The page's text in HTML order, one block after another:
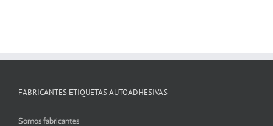
FABRICANTES ETIQUETAS AUTOADHESIVAS
Somos fabricantes